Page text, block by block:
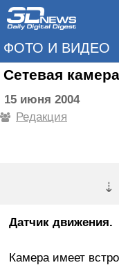
ФОТО И ВИДЕО
Сетевая
15 июня 2004
Редакция
⇣
Датчик движения.
Камера имеет